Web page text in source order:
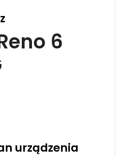
6
urządzenia